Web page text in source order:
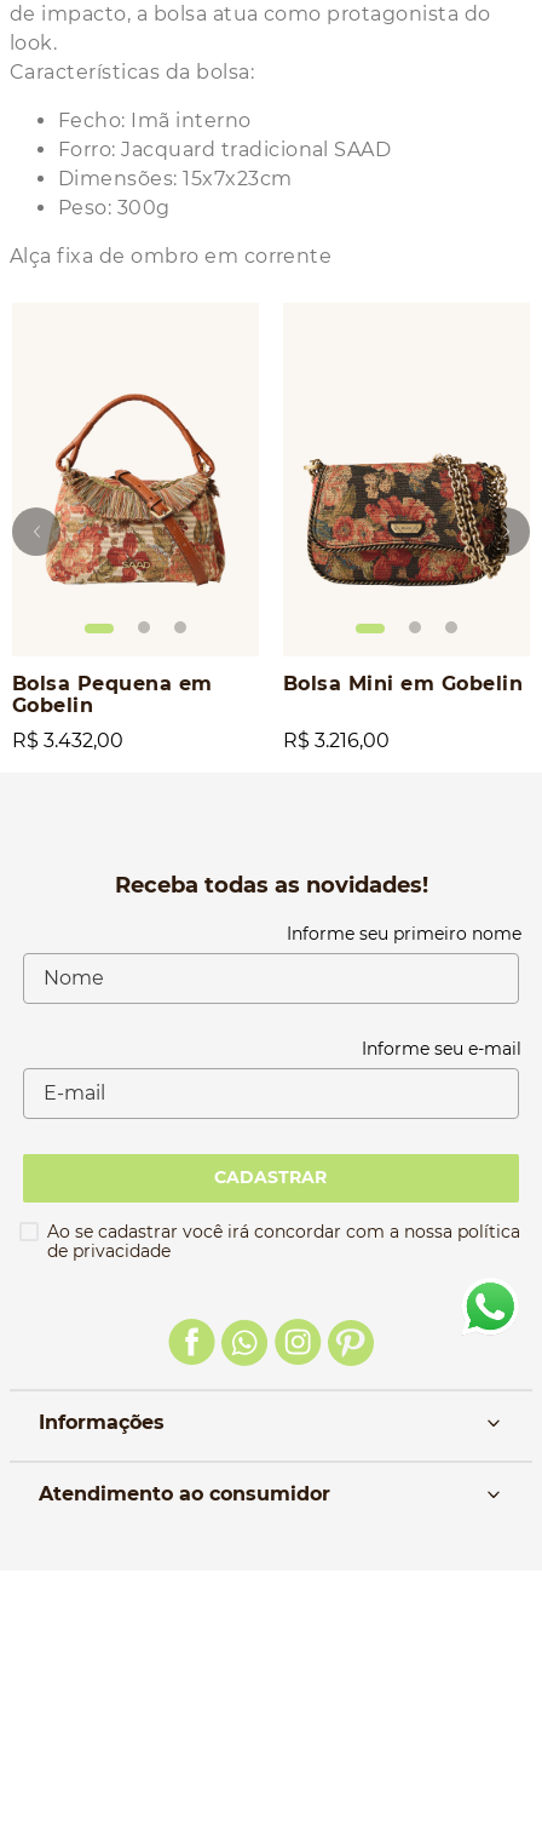
de impacto, a bolsa atua como protagonista do
look.
Características da bolsa:
Fecho: Imã interno
Forro: Jacquard tradicional SAAD
Dimensões: 15x7x23cm
Peso: 300g
Alça fixa de ombro em corrente
Bolsa Pequena em
Gobelin
R$ 3.432,00
Bolsa Mini em Gobelin
R$ 3.216,00
Receba todas as novidades!
Informe seu primeiro nome
Informe seu e-mail
CADASTRAR
Ao se cadastrar você irá concordar com a nossa política
de privacidade
Informações
Atendimento ao consumidor